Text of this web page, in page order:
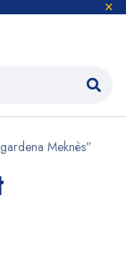
Meknès”